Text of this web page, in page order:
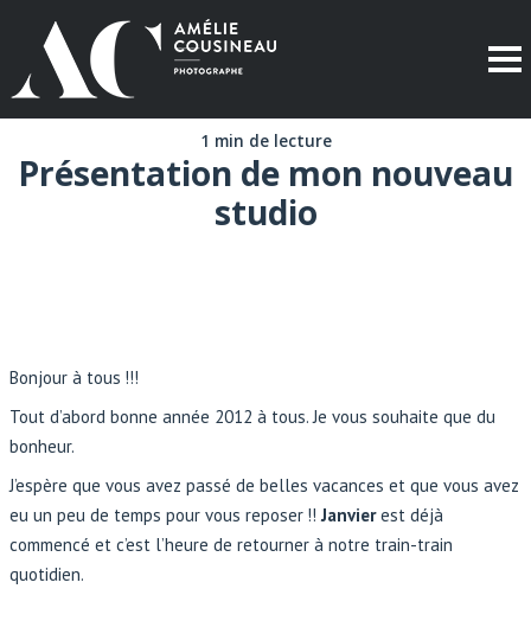
1 min de lecture
Présentation de mon nouveau
studio
Bonjour à tous !!!
Tout d’abord bonne année 2012 à tous. Je vous souhaite que du
bonheur.
J’espère que vous avez passé de belles vacances et que vous avez
eu un peu de temps pour vous reposer !!Janvierest déjà
commencé et c’est l’heure de retourner à notre train-train
quotidien.